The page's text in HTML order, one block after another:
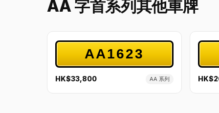
AA 字首系列其他車牌
AA1623
HK$33,800 AA 系列